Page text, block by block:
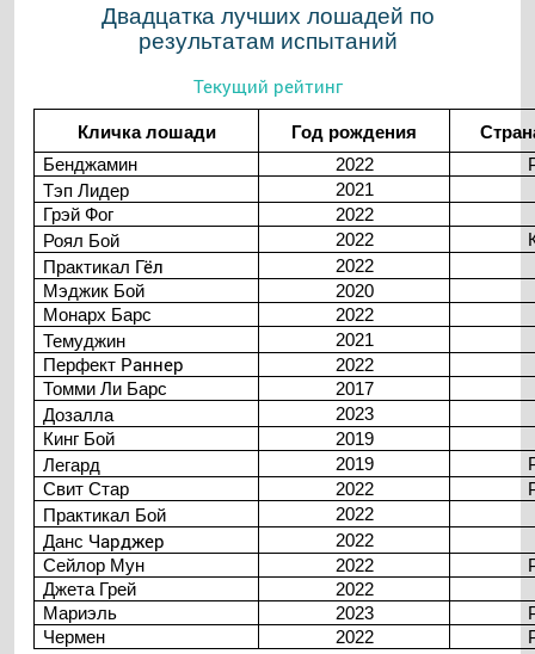
Двадцатка лучших лошадей по
результатам испытаний
Текущий рейтинг
Кличка лошади Год рождения
Бенджамин
2022
Тэп Лидер
2021
Грэй Фог
2022
Роял Бой 2022
Практикал Гёл
2022
Мэджик Бой
2020
Монарх Барс
2022
Темуджин
2021
Перфект Раннер
2022
Томми Ли Барс
2017
Дозалла
2023
Кинг Бой
2019
Легард
2019
Свит Стар
2022
Практикал Бой
2022
Данс Чарджер
2022
Сейлор Мун
2022
Джета Грей
2022
Мариэль
2023
Чермен
2022